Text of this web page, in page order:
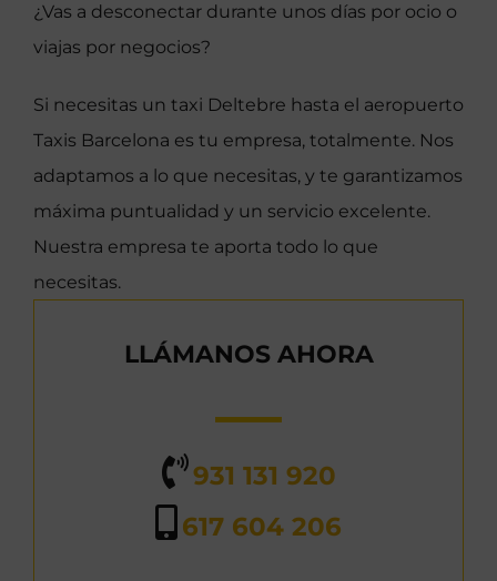
¿Vas a desconectar durante unos días por ocio o
viajas por negocios?
Si necesitas un taxi Deltebre hasta el aeropuerto
Taxis Barcelona es tu empresa, totalmente. Nos
adaptamos a lo que necesitas, y te garantizamos
máxima puntualidad y un servicio excelente.
Nuestra empresa te aporta todo lo que
necesitas.
LLÁMANOS AHORA
931 131 920
617 604 206